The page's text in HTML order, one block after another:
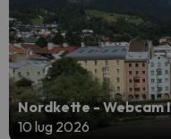
Nordkette - Webcam
10 lug 2026